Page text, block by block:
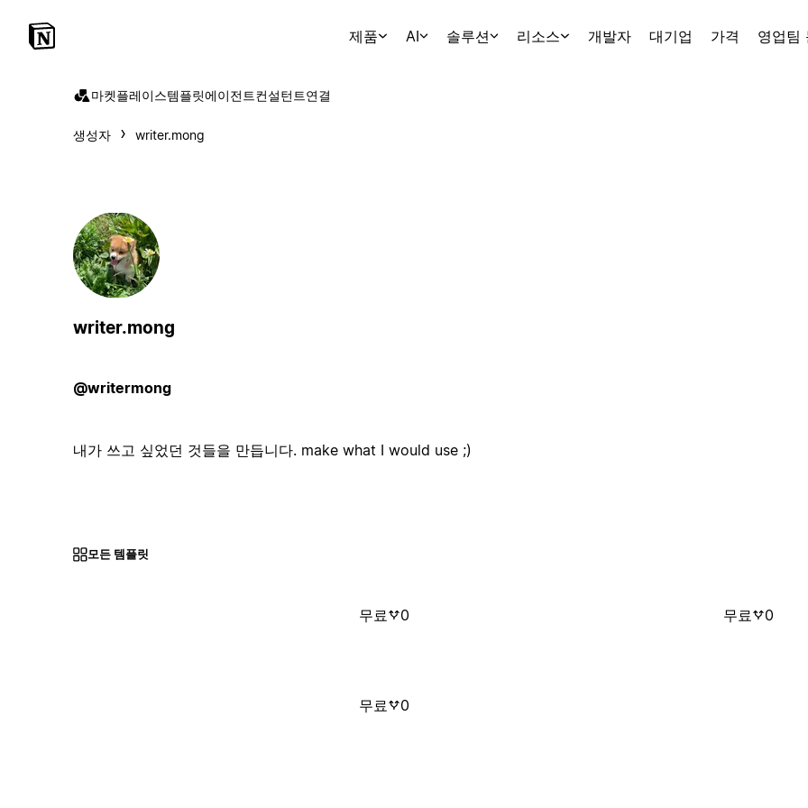
제품 AI 솔루션 리소스 개발자 대기업 가격 영업팀
마켓플레이스템플릿에이전트컨설턴트연결
생성자 writer.mong
writer.mong
@writermong
내가 쓰고 싶었던 것들을 만듭니다. make what I would use ;)
모든 템플릿
무료 0 무료 0
무료 0